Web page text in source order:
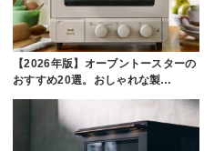
【2026年版】オーブントースターの
おすすめ20選。おしゃれな製…